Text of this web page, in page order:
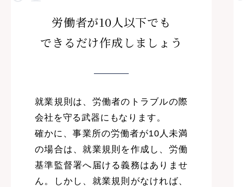
労働者が10人以下でも
できるだけ作成しましょう
就業規則は、労働者のトラブルの際
会社を守る武器にもなります。
確かに、事業所の労働者が10人未満
の場合は、就業規則を作成し、労働
基準監督署へ届ける義務はありませ
ん。しかし、就業規則がなければ、